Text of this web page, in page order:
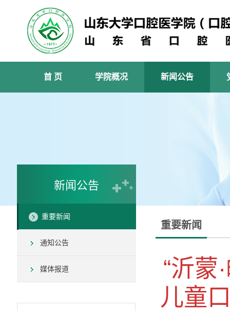
首 页 学院概况 新闻公告
新闻公告
重要新闻
通知公告
媒体报道
重要新闻
“沂蒙
儿童